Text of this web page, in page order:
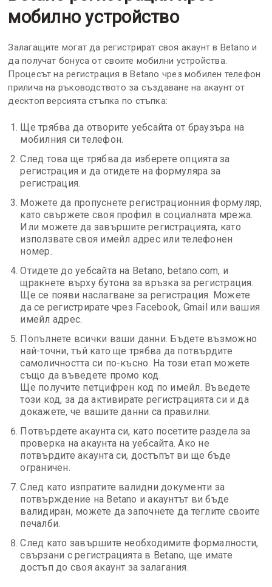
мобилно устройство
Залагащите могат да регистрират своя акаунт в Betano и
да получат бонуса от своите мобилни устройства.
Процесът на регистрация в Betano чрез мобилен телефон
прилича на ръководството за създаване на акаунт от
десктоп версията стъпка по стъпка:
Ще трябва да отворите уебсайта от браузъра на
мобилния си телефон.
След това ще трябва да изберете опцията за
регистрация и да отидете на формуляра за
регистрация.
Можете да пропуснете регистрационния формуляр,
като свържете своя профил в социалната мрежа.
Или можете да завършите регистрацията, като
използвате своя имейл адрес или телефонен
номер.
Отидете до уебсайта на Betano, betano.com, и
щракнете върху бутона за връзка за регистрация.
Ще се появи наслагване за регистрация. Можете
да се регистрирате чрез Facebook, Gmail или вашия
имейл адрес.
Попълнете всички ваши данни. Бъдете възможно
най-точни, тъй като ще трябва да потвърдите
самоличността си по-късно. На този етап можете
също да въведете промо код.
Ще получите петцифрен код по имейл. Въведете
този код, за да активирате регистрацията си и да
докажете, че вашите данни са правилни.
Потвърдете акаунта си, като посетите раздела за
проверка на акаунта на уебсайта. Ако не
потвърдите акаунта си, достъпът ви ще бъде
ограничен.
След като изпратите валидни документи за
потвърждение на Betano и акаунтът ви бъде
валидиран, можете да започнете да теглите своите
печалби.
След като завършите необходимите формалности,
свързани с регистрацията в Betano, ще имате
достъп до своя акаунт за залагания.